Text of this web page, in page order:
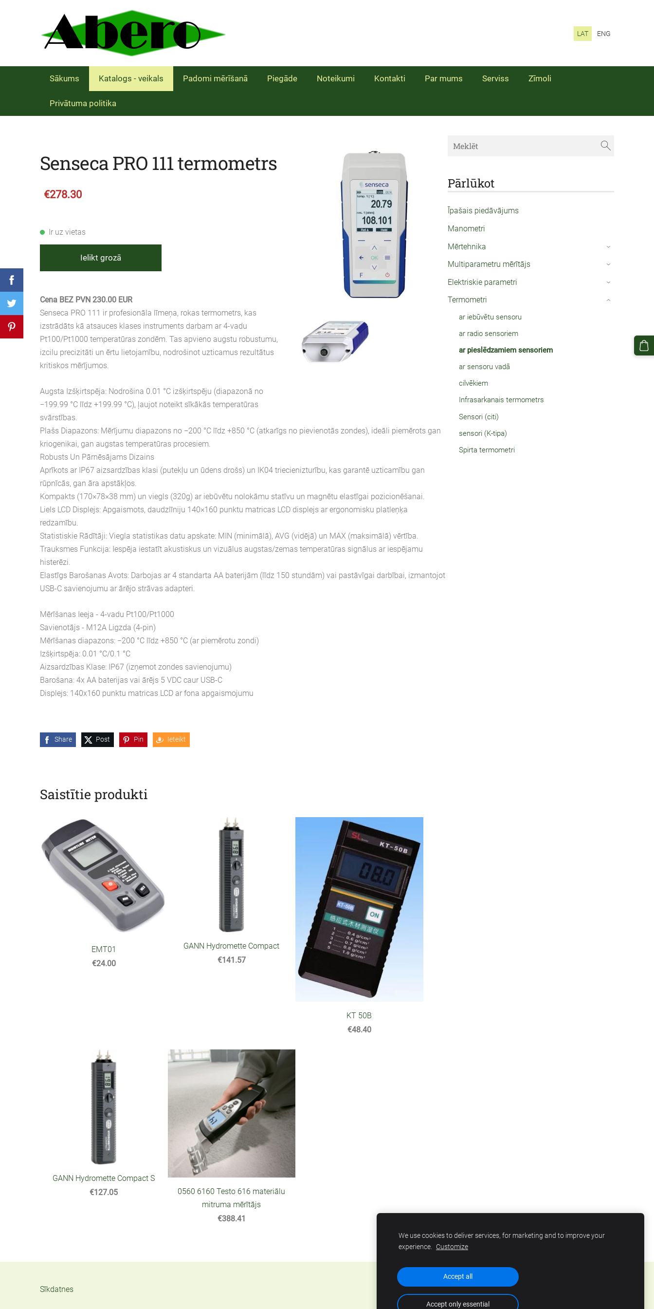
LAT ENG
Sākums Katalogs - veikals Padomi mērīšanā Piegāde Noteikumi Kontakti Par mums Serviss Zīmoli
Privātuma politika
Pārlūkot
Īpašais piedāvājums
Manometri
Mērtehnika
›
Multiparametru mērītājs ›
Elektriskie parametri ›
Termometri
ar iebūvētu sensoru
ar radio sensoriem
ar pieslēdzamiem sensoriem
ar sensoru vadā
cilvēkiem
Infrasarkanais termometrs
Sensori (citi)
sensori (K-tipa)
Spirta termometri
›
Senseca PRO 111 termometrs
€278.30
Ir uz vietas
Ielikt grozā
Cena BEZ PVN 230.00 EUR
Senseca PRO 111 ir profesionāla līmeņa, rokas termometrs, kas
izstrādāts kā atsauces klases instruments darbam ar 4-vadu
Pt100/Pt1000 temperatūras zondēm. Tas apvieno augstu robustumu,
izcilu precizitāti un ērtu lietojamību, nodrošinot uzticamus rezultātus
kritiskos mērījumos.
Augsta Izšķirtspēja: Nodrošina 0.01 °C izšķirtspēju (diapazonā no
−199.99 °C līdz +199.99 °C), ļaujot noteikt sīkākās temperatūras
svārstības.
Plašs Diapazons: Mērījumu diapazons no −200 °C līdz +850 °C (atkarīgs no pievienotās zondes), ideāli piemērots gan
kriogenikai, gan augstas temperatūras procesiem.
Robusts Un Pārnēsājams Dizains
Aprīkots ar IP67 aizsardzības klasi (putekļu un ūdens drošs) un IK04 triecienizturību, kas garantē uzticamību gan
rūpnīcās, gan āra apstākļos.
Kompakts (170×78×38 mm) un viegls (320g) ar iebūvētu nolokāmu statīvu un magnētu elastīgai pozicionēšanai.
Liels LCD Displejs: Apgaismots, daudzlīniju 140×160 punktu matricas LCD displejs ar ergonomisku platleņķa
redzamību.
Statistiskie Rādītāji: Viegla statistikas datu apskate: MIN (minimālā), AVG (vidējā) un MAX (maksimālā) vērtība.
Trauksmes Funkcija: Iespēja iestatīt akustiskus un vizuālus augstas/zemas temperatūras signālus ar iespējamu
histerēzi.
Elastīgs Barošanas Avots: Darbojas ar 4 standarta AA baterijām (līdz 150 stundām) vai pastāvīgai darbībai, izmantojot
USB-C savienojumu ar ārējo strāvas adapteri.
Mērīšanas Ieeja - 4-vadu Pt100/Pt1000
Savienotājs - M12A Ligzda (4-pin)
Mērīšanas diapazons: −200 °C līdz +850 °C (ar piemērotu zondi)
Izšķirtspēja: 0.01 °C/0.1 °C
Aizsardzības Klase: IP67 (izņemot zondes savienojumu)
Barošana: 4x AA baterijas vai ārējs 5 VDC caur USB-C
Displejs: 140x160 punktu matricas LCD ar fona apgaismojumu
Share Post Pin Ieteikt
Saistītie produkti
EMT01
€24.00
GANN Hydromette Compact
€141.57
KT 50B
€48.40
GANN Hydromette Compact S
€127.05
0560 6160 Testo 616 materiālu
mitruma mērītājs
€388.41
Sīkdatnes
We use cookies to deliver services, for marketing and to improve your
experience. Customize
Accept all
Accept only essential